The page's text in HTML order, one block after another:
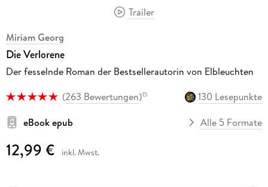
Trailer
Miriam Georg
Die Verlorene
Der fesselnde Roman der Bestsellerautorin von Elbleuchten
(263 Bewertungen)15
130 Lesepunkte
eBook epub
Alle 5 Formate
12,99 € inkl. Mwst.